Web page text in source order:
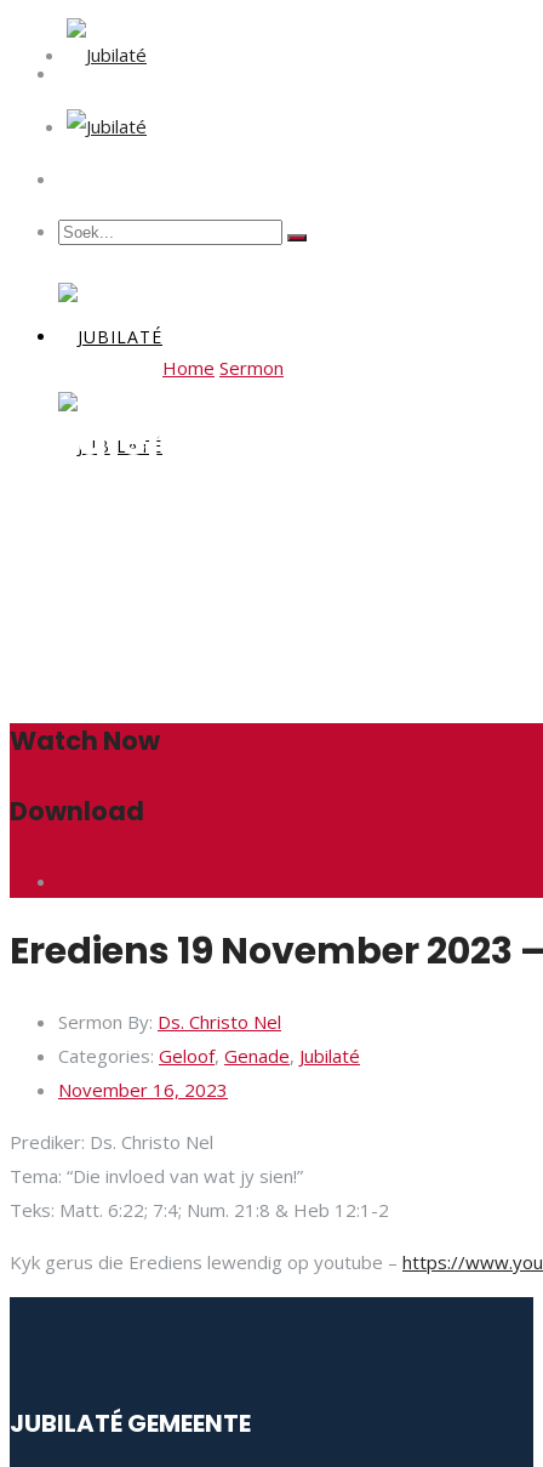
Home Sermon
Erediens 19 November
Watch Now
Download
Erediens 19 November
Sermon By: Ds. Christo Nel
Categories: Geloof, Genade, Jubilaté
November 16, 2023
Prediker: Ds. Christo Nel
Tema: “Die invloed van wat jy sien!”
Teks: Matt. 6:22; 7:4; Num. 21:8 & Heb 12:1-2
Kyk gerus die Erediens lewendig op youtube – https://
JUBILATÉ GEMEENTE